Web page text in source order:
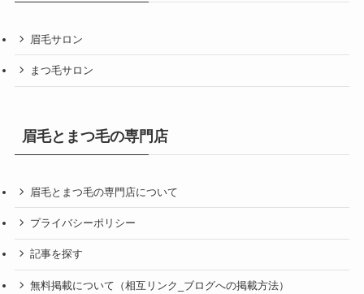
眉毛サロン
まつ毛サロン
眉毛とまつ毛の専門店
眉毛とまつ毛の専門店について
プライバシーポリシー
記事を探す
無料掲載について（相互リンク_ブログへの掲載方法）